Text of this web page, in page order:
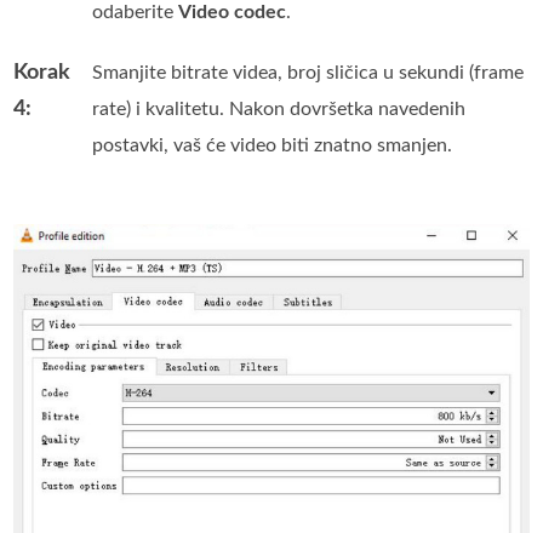
odaberiteVideo codec.
Korak
4:
Smanjite bitrate videa, broj sličica u sekundi (frame
rate) i kvalitetu. Nakon dovršetka navedenih
postavki, vaš će video biti znatno smanjen.